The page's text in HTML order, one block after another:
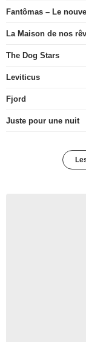
Fantômas – Le
La Maison de nos
The Dog Stars
Leviticus
Fjord
Juste pour une nuit